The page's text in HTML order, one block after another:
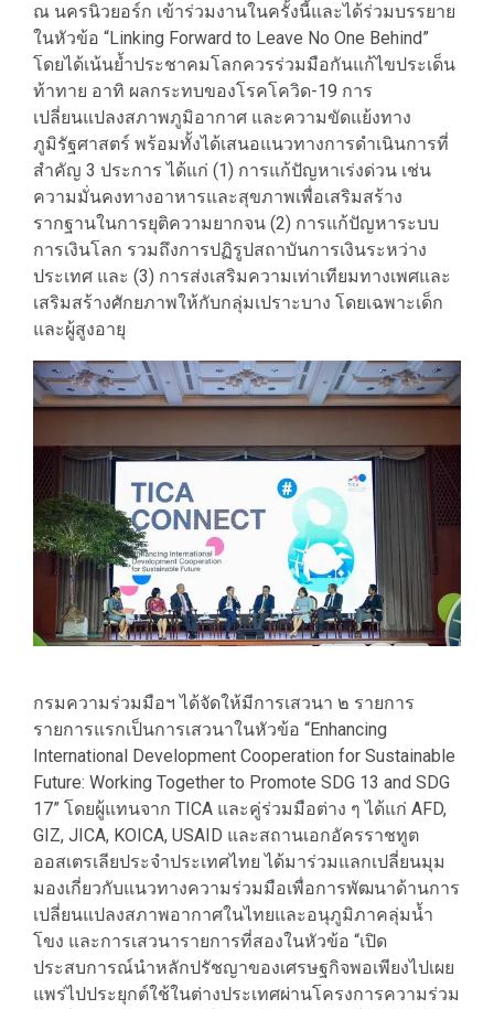
ณ นครนิวยอร์ก เข้าร่วมงานในครั้งนี้และได้ร่วมบรรยาย
ในหัวข้อ “Linking Forward to Leave No One Behind”
โดยได้เน้นย้ำประชาคมโลกควรร่วมมือกันแก้ไขประเด็น
ท้าทาย อาทิ ผลกระทบของโรคโควิด-19 การ
เปลี่ยนแปลงสภาพภูมิอากาศ และความขัดแย้งทาง
ภูมิรัฐศาสตร์ พร้อมทั้งได้เสนอแนวทางการดำเนินการที่
สำคัญ 3 ประการ ได้แก่ (1) การแก้ปัญหาเร่งด่วน เช่น
ความมั่นคงทางอาหารและสุขภาพเพื่อเสริมสร้าง
รากฐานในการยุติความยากจน (2) การแก้ปัญหาระบบ
การเงินโลก รวมถึงการปฏิรูปสถาบันการเงินระหว่าง
ประเทศ และ (3) การส่งเสริมความเท่าเทียมทางเพศและ
เสริมสร้างศักยภาพให้กับกลุ่มเปราะบาง โดยเฉพาะเด็ก
และผู้สูงอายุ
​กรมความร่วมมือฯ ได้จัดให้มีการเสวนา ๒ รายการ
รายการแรกเป็นการเสวนาในหัวข้อ “Enhancing
International Development Cooperation for Sustainable
Future: Working Together to Promote SDG 13 and SDG
17” โดยผู้แทนจาก TICA และคู่ร่วมมือต่าง ๆ ได้แก่ AFD,
GIZ, JICA, KOICA, USAID และสถานเอกอัครราชทูต
ออสเตรเลียประจำประเทศไทย ได้มาร่วมแลกเปลี่ยนมุม
มองเกี่ยวกับแนวทางความร่วมมือเพื่อการพัฒนาด้านการ
เปลี่ยนแปลงสภาพอากาศในไทยและอนุภูมิภาคลุ่มน้ำ
โขง และการเสวนารายการที่สองในหัวข้อ “เปิด
ประสบการณ์นำหลักปรัชญาของเศรษฐกิจพอเพียงไปเผย
แพร่ไปประยุกต์ใช้ในต่างประเทศผ่านโครงการความร่วม